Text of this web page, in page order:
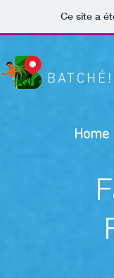
Ce site a
Home